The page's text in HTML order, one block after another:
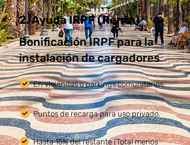
2. Ayuda IRPF (Renta)
Bonificación IRPF para la
instalación de cargadores
En viviendas o parkings comunitarios.
Puntos de recarga para uso privado.
Hasta 15% del restante (Total menos